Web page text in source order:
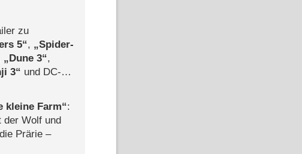
zu
5 ,
Spider-
Dune 3 ,
3
und DC-
kleine Farm :
der Wolf und
Prärie –